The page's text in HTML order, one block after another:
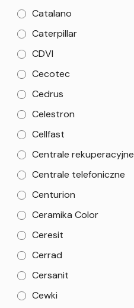
Catalano
Caterpillar
CDVI
Cecotec
Cedrus
Celestron
Cellfast
Centrale rekuperacyjne
Centrale telefoniczne
Centurion
Ceramika Color
Ceresit
Cerrad
Cersanit
Cewki